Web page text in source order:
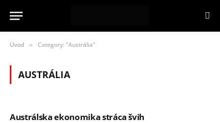
Úvod » Category: "Austrália"
AUSTRÁLIA
Austrálska ekonomika stráca švih